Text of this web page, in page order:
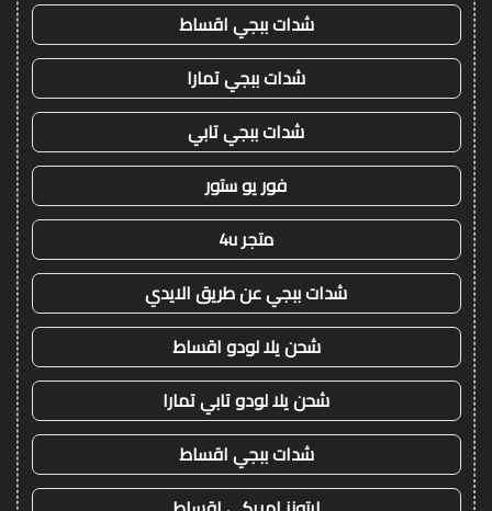
شدات ببجي اقساط
شدات ببجي تمارا
شدات ببجي تابي
فور يو ستور
متجر 4u
شدات ببجي عن طريق الايدي
شحن يلا لودو اقساط
شحن يلا لودو تابي تمارا
شدات ببجي اقساط